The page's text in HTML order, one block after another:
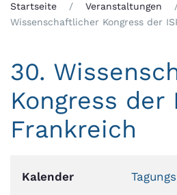
Startseite Veranstaltungen
Wissenschaftlicher Kongress der
30.
Kongress der
Frankreich
Kalender